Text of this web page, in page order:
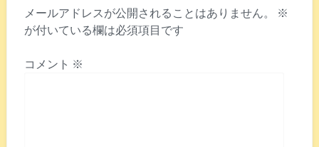
メールアドレスが公開されることはありません。
※
が付いている欄は必須項目です
コメント ※